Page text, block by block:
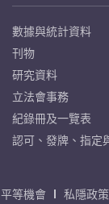
數據與統計資料
刊物
研究資料
立法會事務
紀錄冊及一覽表
認可、發牌、指定
平等機會 私隱政